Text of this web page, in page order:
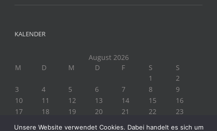
KALENDER
August 2026
M
D M D F S
S
1
2
3
4 5 6 7 8
9
10
11 12 13 14 15
16
17
18 19 20 21 22
23
Unsere Website verwendet Cookies. Dabei handelt es sich um